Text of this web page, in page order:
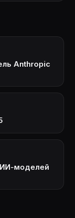
Anthropic
ИИ-моделей